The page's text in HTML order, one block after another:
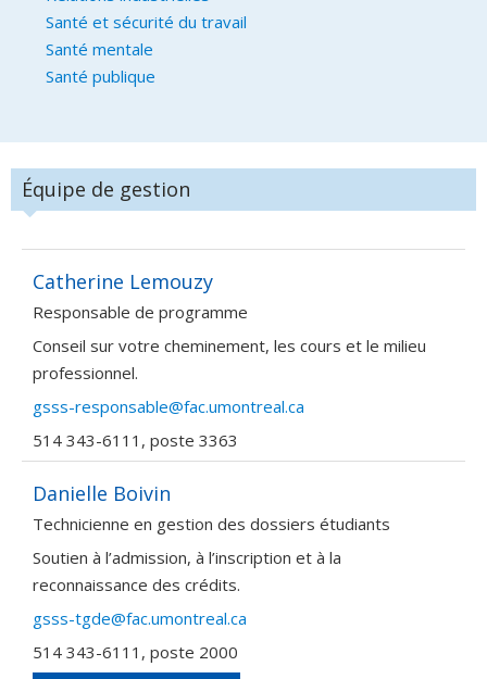
Santé et sécurité du travail
Santé mentale
Santé publique
Équipe de gestion
Catherine Lemouzy
Responsable de programme
Conseil sur votre cheminement, les cours et le milieu
professionnel.
gsss-responsable@fac.umontreal.ca
514 343-6111, poste 3363
Danielle Boivin
Technicienne en gestion des dossiers étudiants
Soutien à l’admission, à l’inscription et à la
reconnaissance des crédits.
gsss-tgde@fac.umontreal.ca
514 343-6111, poste 2000